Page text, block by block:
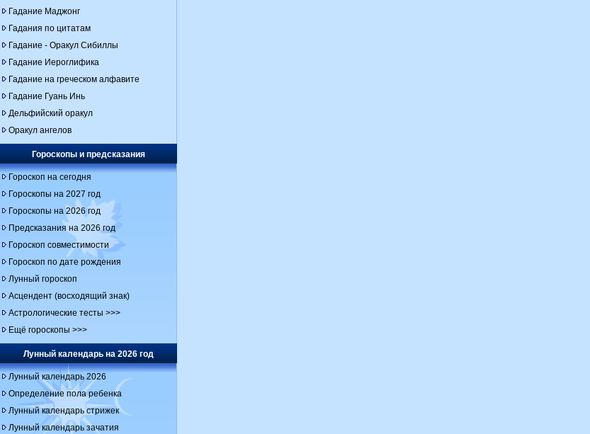
Гадание Маджонг
Гадания по цитатам
Гадание - Оракул Сибиллы
Гадание Иероглифика
Гадание на греческом алфавите
Гадание Гуань Инь
Дельфийский оракул
Оракул ангелов
Гороскопы и предсказания
Гороскоп на сегодня
Гороскопы на 2027 год
Гороскопы на 2026 год
Предсказания на 2026 год
Гороскоп совместимости
Гороскоп по дате рождения
Лунный гороскоп
Асцендент (восходящий знак)
Астрологические тесты >>>
Ещё гороскопы >>>
Лунный календарь на 2026 год
Лунный календарь 2026
Определение пола ребенка
Лунный календарь стрижек
Лунный календарь зачатия